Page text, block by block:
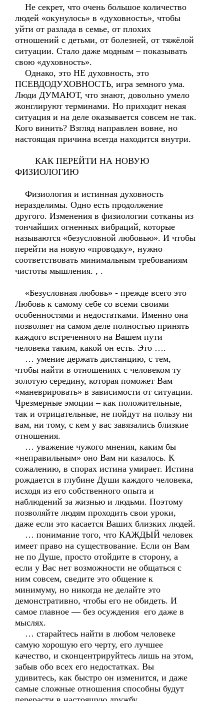
Не секрет, что очень большое количество
людей «окунулось» в «духовность», чтобы
уйти от разлада в семье, от плохих
отношений с детьми, от болезней, от тяжёлой
ситуации. Стало даже модным – показывать
свою «духовность».
Однако, это НЕ духовность, это
ПСЕВДОДУХОВНОСТЬ, игра земного ума.
Люди ДУМАЮТ, что знают, довольно умело
жонглируют терминами. Но приходит некая
ситуация и на деле оказывается совсем не так.
Кого винить? Взгляд направлен вовне, но
настоящая причина всегда находится внутри.
КАК ПЕРЕЙТИ НА НОВУЮ
ФИЗИОЛОГИЮ
Физиология и истинная духовность
неразделимы. Одно есть продолжение
другого. Изменения в физиологии сотканы из
тончайших огненных вибраций, которые
называются «безусловной любовью». И чтобы
перейти на новую «проводку», нужно
соответствовать минимальным требованиям
чистоты мышления. , .
«Безусловная любовь» - прежде всего это
Любовь к самому себе со всеми своими
особенностями и недостатками. Именно она
позволяет на самом деле полностью принять
каждого встреченного на Вашем пути
человека таким, какой он есть. Это ….
… умение держать дистанцию, с тем,
чтобы найти в отношениях с человеком ту
золотую середину, которая поможет Вам
«маневрировать» в зависимости от ситуации.
Чрезмерные эмоции – как положительные,
так и отрицательные, не пойдут на пользу ни
вам, ни тому, с кем у вас завязались близкие
отношения.
… уважение чужого мнения, каким бы
«неправильным» оно Вам ни казалось. К
сожалению, в спорах истина умирает. Истина
рождается в глубине Души каждого человека,
исходя из его собственного опыта и
наблюдений за жизнью и людьми. Поэтому
позволяйте людям проходить свои уроки,
даже если это касается Ваших близких людей.
… понимание того, что КАЖДЫЙ человек
имеет право на существование. Если он Вам
не по Душе, просто отойдите в сторону, а
если у Вас нет возможности не общаться с
ним совсем, сведите это общение к
минимуму, но никогда не делайте это
демонстративно, чтобы его не обидеть. И
самое главное — без осуждения его даже в
мыслях.
… старайтесь найти в любом человеке
самую хорошую его черту, его лучшее
качество, и сконцентрируйтесь лишь на этом,
забыв обо всех его недостатках. Вы
удивитесь, как быстро он изменится, и даже
самые сложные отношения способны будут